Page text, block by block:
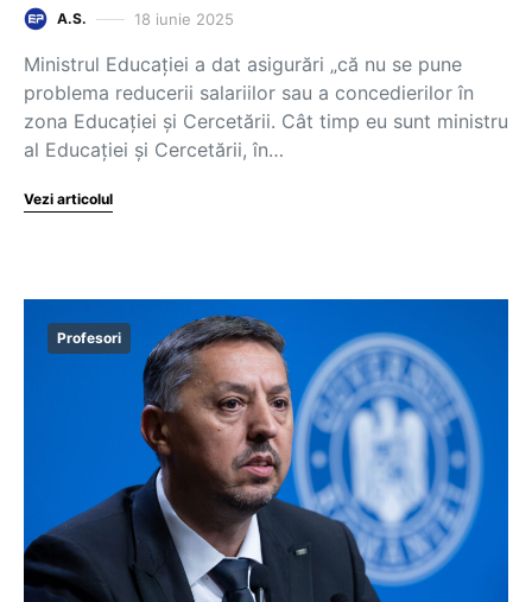
A.S. 18 iunie 2025
Ministrul Educației a dat asigurări „că nu se pune
problema reducerii salariilor sau a concedierilor în
zona Educației și Cercetării. Cât timp eu sunt ministru
al Educației și Cercetării, în…
Vezi articolul
Profesori